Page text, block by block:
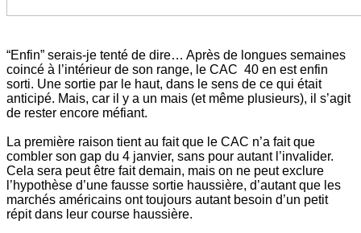
“Enfin” serais-je tenté de dire… Après de longues semaines
coincé à l’intérieur de son range, le CAC 40 en est enfin
sorti. Une sortie par le haut, dans le sens de ce qui était
anticipé. Mais, car il y a un mais (et même plusieurs), il s’agit
de rester encore méfiant.
La première raison tient au fait que le CAC n’a fait que
combler son gap du 4 janvier, sans pour autant l’invalider.
Cela sera peut être fait demain, mais on ne peut exclure
l’hypothèse d’une fausse sortie haussière, d’autant que les
marchés américains ont toujours autant besoin d’un petit
répit dans leur course haussière.